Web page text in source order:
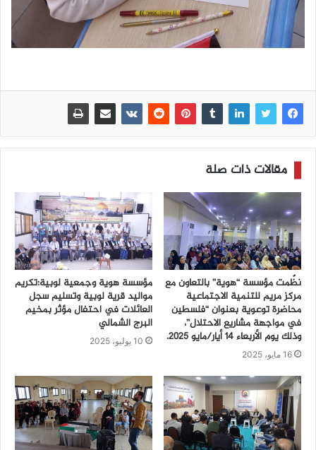
مقالات ذات صلة
نظّمت مؤسسة “هوية” بالتعاون مع
مركز مريم للتنمية الاجتماعية
محاضرة توعوية بعنوان “فلسطين
في مواجهة مشاريع الاحتلال”،
وذلك يوم الأربعاء 14 أيار/مايو 2025.
16 مايو، 2025
مؤسسة هوية وجمعية لوبية:تكريم
مواليد قرية لوبية وتسليم سجل
العائلات في احتفال مؤثر بمخيم
البرج الشمالي
10 يوليو، 2025